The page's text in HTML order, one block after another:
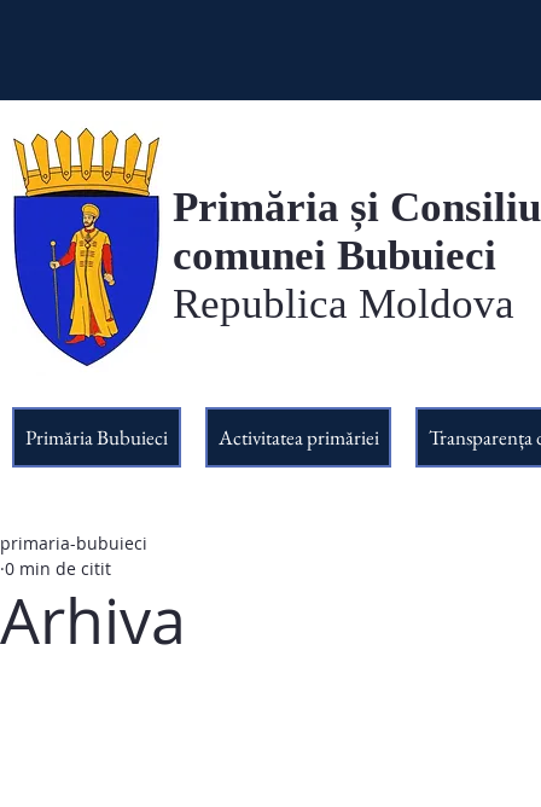
Primăria și
comunei Bubuieci
Republica Moldova
Primăria Bubuieci Activitatea primăriei Transparența
Arhiva
primaria-bubuieci
0 min de citit